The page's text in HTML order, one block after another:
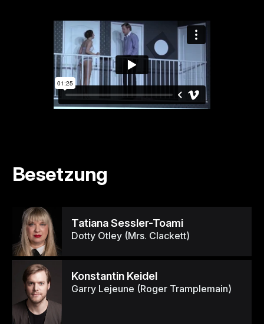
Besetzung
Tatiana Sessler-Toami
Dotty Otley (Mrs. Clackett)
Konstantin Keidel
Garry Lejeune (Roger Tramplemain)